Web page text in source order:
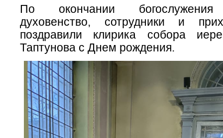
По окончании богослужения
духовенство, сотрудники и
поздравили клирика собора
Таптунова с Днем рождения.